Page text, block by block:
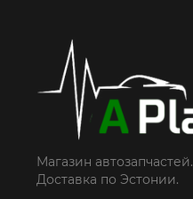
Магазин автозапчастей.
Доставка по Эстонии.